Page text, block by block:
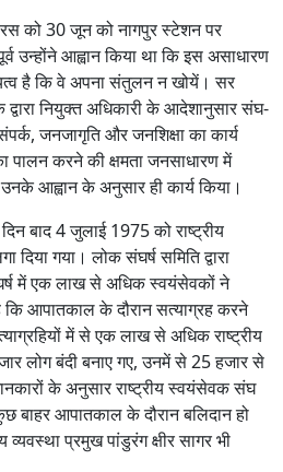
को 30 जून को नागपुर स्टेशन पर
उन्होंने आह्वान किया था कि इस असाधारण
है कि वे अपना संतुलन न खोयें। सर
द्वारा नियुक्त अधिकारी के आदेशानुसार संघ-
जनजागृति और जनशिक्षा का कार्य
पालन करने की क्षमता जनसाधारण में
आह्वान के अनुसार ही कार्य किया।
बाद 4 जुलाई 1975 को राष्ट्रीय
गया। लोक संघर्ष समिति द्वारा
में एक लाख से अधिक स्वयंसेवकों ने
कि आपातकाल के दौरान सत्याग्रह करने
में से एक लाख से अधिक राष्ट्रीय
लोग बंदी बनाए गए, उनमें से 25 हजार से
के अनुसार राष्ट्रीय स्वयंसेवक संघ
बाहर आपातकाल के दौरान बलिदान हो
प्रमुख पांडुरंग क्षीर सागर भी